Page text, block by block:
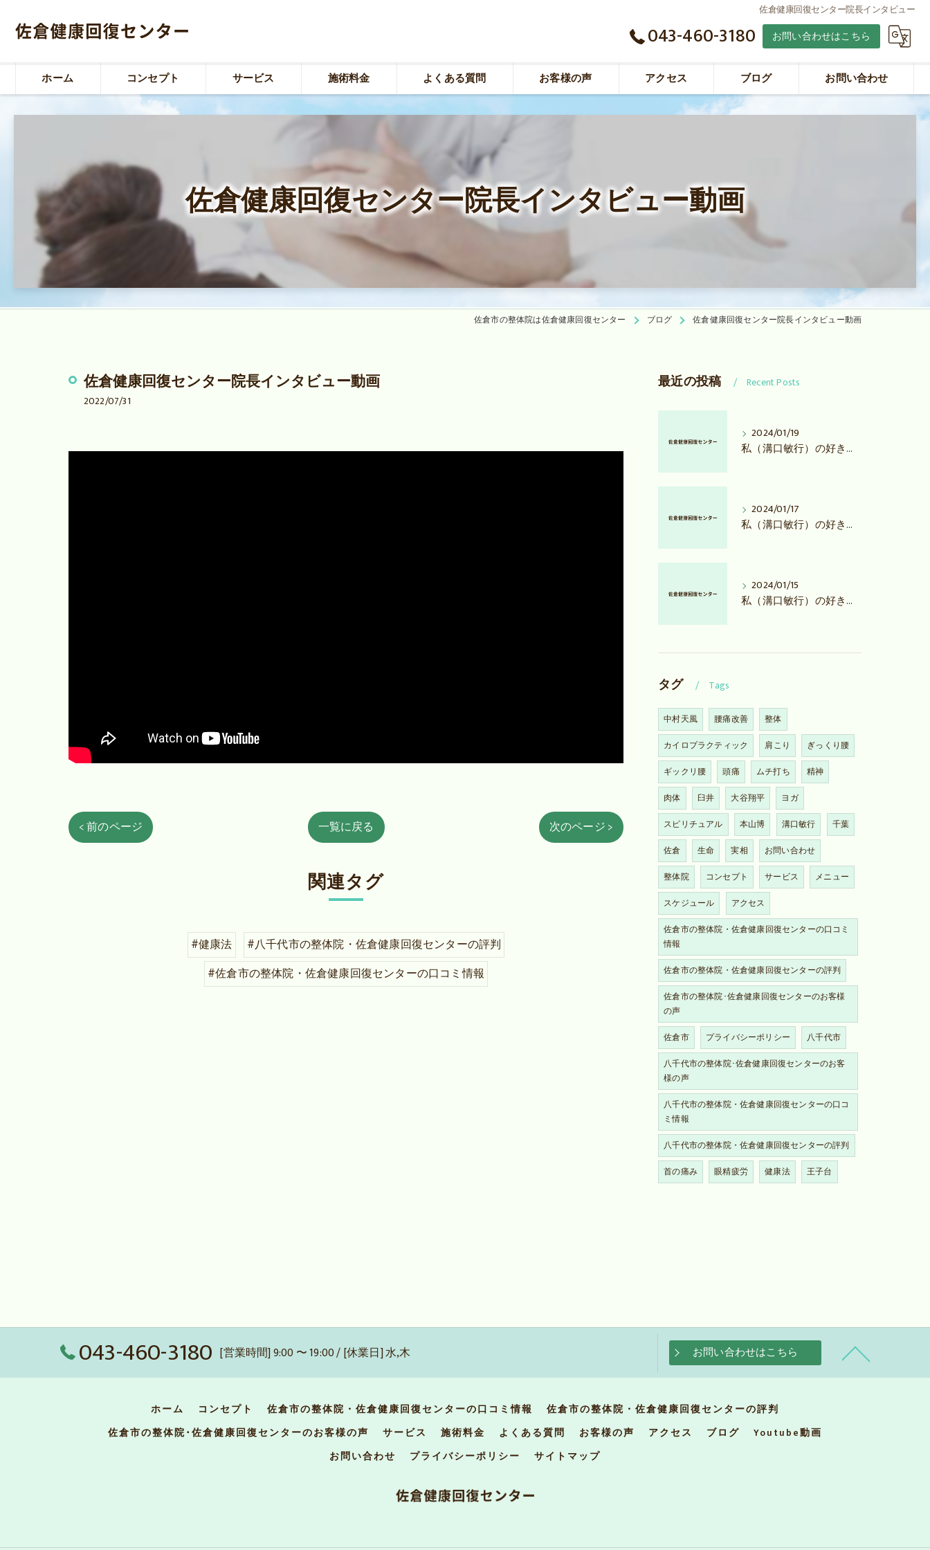
佐倉健康回復センター院長インタビュー
043-460-3180 お問い合わせはこちら
ホーム コンセプト サービス 施術料金 よくある質問 お客様の声 アクセス ブログ お問い合わせ
佐倉健康回復センター院長インタビュー動画
佐倉市の整体院は佐倉健康回復センター ブログ 佐倉健康回復センター院長インタビュー動画
佐倉健康回復センター院長インタビュー動画
2022/07/31
< 前のページ 一覧に戻る 次のページ >
関連タグ
#健康法
#八千代市の整体院・佐倉健康回復センターの評判
#佐倉市の整体院・佐倉健康回復センターの口コミ情報
最近の投稿 Recent Posts
2024/01/19
私（溝口敏行）の好きな言葉について３
2024/01/17
私（溝口敏行）の好きな言葉について２
2024/01/15
私（溝口敏行）の好きな言葉について
タグ Tags
中村天風 腰痛改善
整体
カイロプラクティック
肩こり
ぎっくり腰
ギックリ腰
頭痛 ムチ打ち
精神
肉体
臼井 大谷翔平
ヨガ
スピリチュアル
本山博 溝口敏行
千葉
佐倉
生命 実相
お問い合わせ
整体院
コンセプト サービス
メニュー
スケジュール
アクセス
佐倉市の整体院・佐倉健康回復センターの口コミ
情報
佐倉市の整体院・佐倉健康回復センターの評判
佐倉市の整体院･佐倉健康回復センターのお客様
の声
佐倉市
プライバシーポリシー
八千代市
八千代市の整体院･佐倉健康回復センターのお客
様の声
八千代市の整体院・佐倉健康回復センターの口コ
ミ情報
八千代市の整体院・佐倉健康回復センターの評判
首の痛み
眼精疲労 健康法 王子台
043-460-3180 [営業時間] 9:00 〜 19:00 / [休業日] 水,木 お問い合わせはこちら
ホーム コンセプト 佐倉市の整体院・佐倉健康回復センターの口コミ情報
佐倉市の整体院・佐倉健康回復センターの評判
佐倉市の整体院･佐倉健康回復センターのお客様の声
サービス 施術料金 よくある質問 お客様の声 アクセス ブログ
Youtube動画
お問い合わせ
プライバシーポリシー サイトマップ